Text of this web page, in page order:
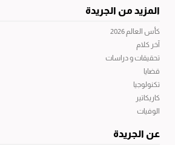
المزيد من الجريدة
كأس العالم 2026
آخر كلام
تحقيقات و دراسات
قضايا
تكنولوجيا
كاريكاتير
الوفيات
عن الجريدة